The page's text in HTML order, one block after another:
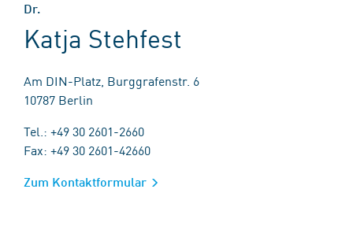
Dr.
Katja Stehfest
Am DIN-Platz, Burggrafenstr. 6
10787 Berlin
Tel.: +49 30 2601-2660
Fax: +49 30 2601-42660
Zum Kontaktformular